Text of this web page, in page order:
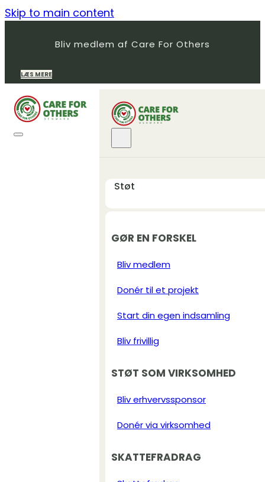
Skip to main content
Bliv medlem af Care For Others
LÆS MERE
Støt
GØR EN FORSKEL
Bliv medlem
Donér til et projekt
Start din egen indsamling
Bliv frivillig
STØT SOM VIRKSOMHED
Bliv erhvervssponsor
Donér via virksomhed
SKATTEFRADRAG